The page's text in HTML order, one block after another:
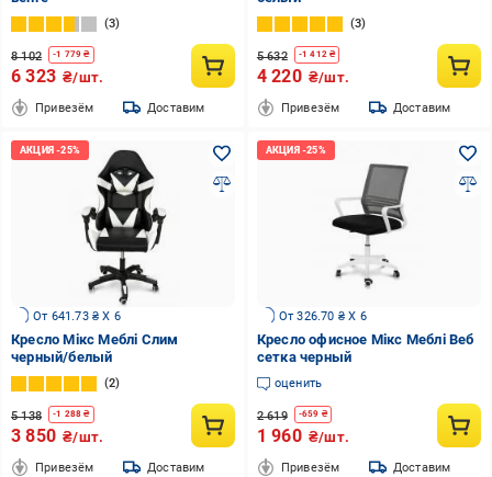
3
8 102 -1 779 ₴
6 323 ₴/шт.
Привезём Доставим
3
5 632 -1 412 ₴
4 220 ₴/шт.
Привезём Доставим
От 641.73 ₴ X 6
Кресло Мікс Меблі Слим
черный/белый
2
5 138 -1 288 ₴
3 850 ₴/шт.
Привезём Доставим
От 326.70 ₴ X 6
Кресло офисное Мікс Меблі Веб
сетка черный
оценить
2 619 -659 ₴
1 960 ₴/шт.
Привезём Доставим